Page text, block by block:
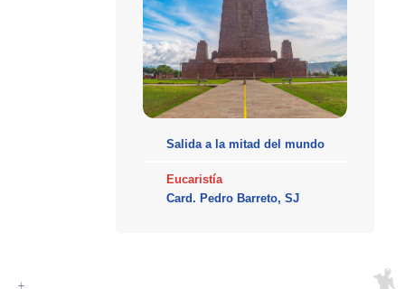
Salida a la mitad del mundo
Eucaristía
Card. Pedro Barreto, SJ